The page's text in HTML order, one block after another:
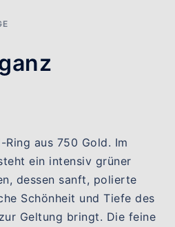
aus 750 Gold. Im
ein intensiv grüner
dessen sanft, polierte
Schönheit und Tiefe des
Geltung bringt. Die feine